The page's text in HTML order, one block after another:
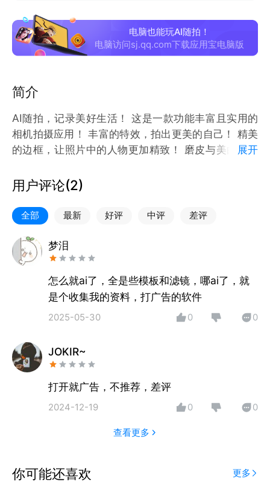
电脑也能玩AI随拍！
电脑访问sj.qq.com下载应用宝电脑版
简介
AI随拍，记录美好生活！ 这是一款功能丰富且实用的
相机拍摄应用！ 丰富的特效，拍出更美的自己！ 精美
的边框，让照片中的人物更加精致！ 磨皮与美白，快
展开
用户评论(2)
全部 最新 好评 中评 差评
梦泪
怎么就ai了，全是些模板和滤镜，哪ai了，就
是个收集我的资料，打广告的软件
2025-05-30 0 0
JOKIR~
打开就广告，不推荐，差评
2024-12-19 0 0
查看更多
你可能还喜欢 更多